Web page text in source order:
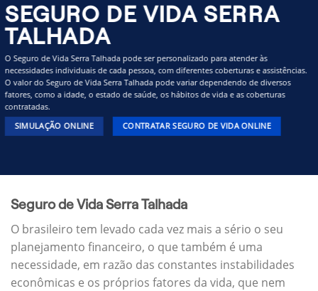
SEGURO DE VIDA SERRA
TALHADA
O Seguro de Vida Serra Talhada pode ser personalizado para atender às
necessidades individuais de cada pessoa, com diferentes coberturas e assistências.
O valor do Seguro de Vida Serra Talhada pode variar dependendo de diversos
fatores, como a idade, o estado de saúde, os hábitos de vida e as coberturas
contratadas.
SIMULAÇÃO ONLINE CONTRATAR SEGURO DE VIDA ONLINE
Seguro de Vida Serra Talhada
O brasileiro tem levado cada vez mais a sério o seu
planejamento financeiro, o que também é uma
necessidade, em razão das constantes instabilidades
econômicas e os próprios fatores da vida, que nem